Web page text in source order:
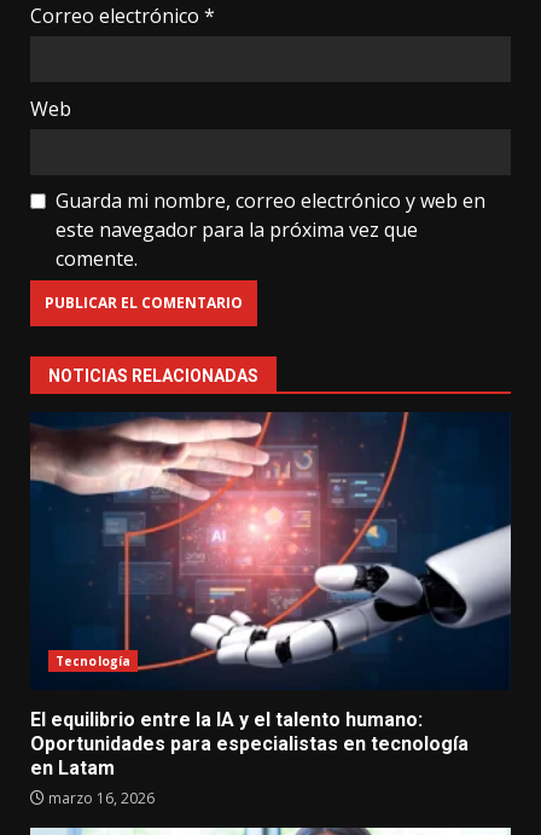
Correo electrónico *
Web
Guarda mi nombre, correo electrónico y web en
este navegador para la próxima vez que
comente.
NOTICIAS RELACIONADAS
Tecnología
El equilibrio entre la IA y el talento humano:
Oportunidades para especialistas en tecnología
en Latam
marzo 16, 2026